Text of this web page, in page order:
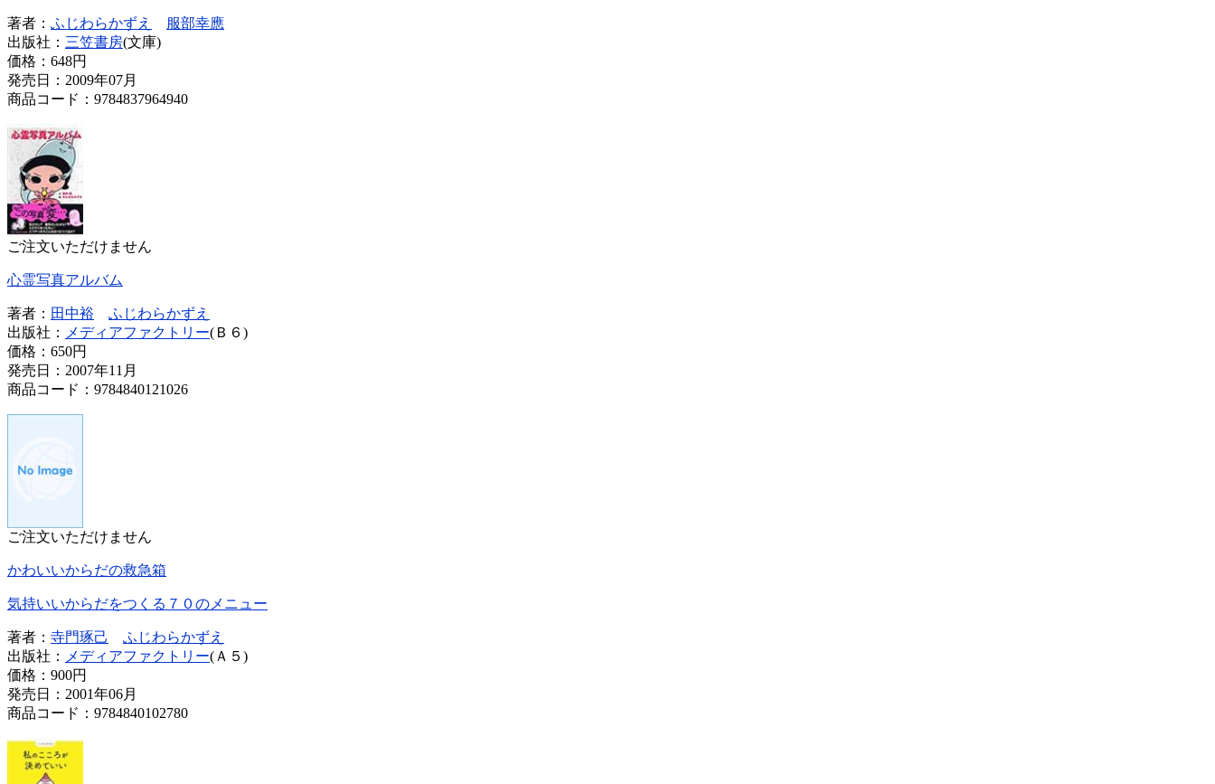
著者： ふじわらかずえ
服部幸應
出版社： 三笠書房(文庫)
価格： 648円
発売日：2009年07月
商品コード：9784837964940
ご注文いただけません
心霊写真アルバム
著者： 田中裕
ふじわらかずえ
出版社：
メディアファクトリー(Ｂ６)
価格： 650円
発売日：2007年11月
商品コード：9784840121026
ご注文いただけません
かわいいからだの救急箱
気持いいからだをつくる７０のメニュー
著者： 寺門琢己
ふじわらかずえ
出版社：
メディアファクトリー(Ａ５)
価格： 900円
発売日：2001年06月
商品コード：9784840102780